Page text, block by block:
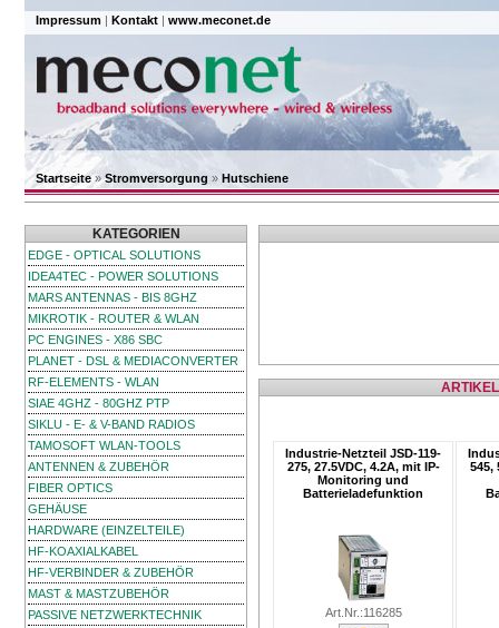
Impressum | Kontakt | www.meconet.de
Startseite»Stromversorgung » Hutschiene
KATEGORIEN
EDGE - OPTICAL SOLUTIONS
IDEA4TEC - POWER SOLUTIONS
MARS ANTENNAS - BIS 8GHZ
MIKROTIK - ROUTER & WLAN
PC ENGINES - X86 SBC
PLANET - DSL & MEDIACONVERTER
RF-ELEMENTS - WLAN
SIAE 4GHZ - 80GHZ PTP
SIKLU - E- & V-BAND RADIOS
TAMOSOFT WLAN-TOOLS
ANTENNEN & ZUBEHÖR
FIBER OPTICS
GEHÄUSE
HARDWARE (EINZELTEILE)
HF-KOAXIALKABEL
HF-VERBINDER & ZUBEHÖR
MAST & MASTZUBEHÖR
PASSIVE NETZWERKTECHNIK
Industrie-Netzteil JSD-119-
275, 27.5VDC, 4.2A, mit IP-
Monitoring und
Batterieladefunktion
Art.Nr.:116285
545,